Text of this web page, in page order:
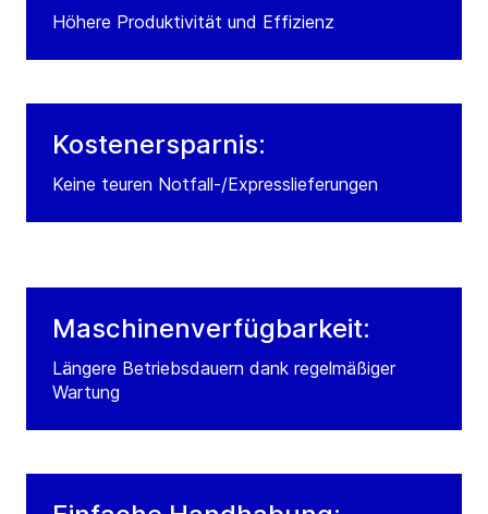
Höhere Produktivität und Effizienz
Kostenersparnis:
Keine teuren Notfall-/Expresslieferungen
Maschinenverfügbarkeit:
Längere Betriebsdauern dank regelmäßiger
Wartung